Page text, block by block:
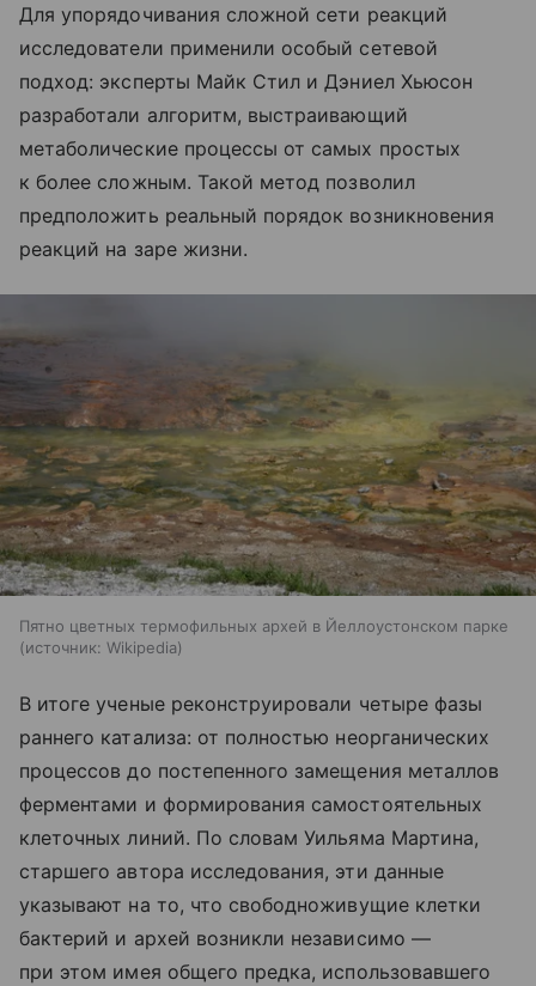
Для упорядочивания сложной сети реакций
исследователи применили особый сетевой
подход: эксперты Майк Стил и Дэниел Хьюсон
разработали алгоритм, выстраивающий
метаболические процессы от самых простых
к более сложным. Такой метод позволил
предположить реальный порядок возникновения
реакций на заре жизни.
Пятно цветных термофильных архей в Йеллоустонском парке
источник: Wikipedia
В итоге ученые реконструировали четыре фазы
раннего катализа: от полностью неорганических
процессов до постепенного замещения металлов
ферментами и формирования самостоятельных
клеточных линий. По словам Уильяма Мартина,
старшего автора исследования, эти данные
указывают на то, что свободноживущие клетки
бактерий и архей возникли независимо —
при этом имея общего предка, использовавшего